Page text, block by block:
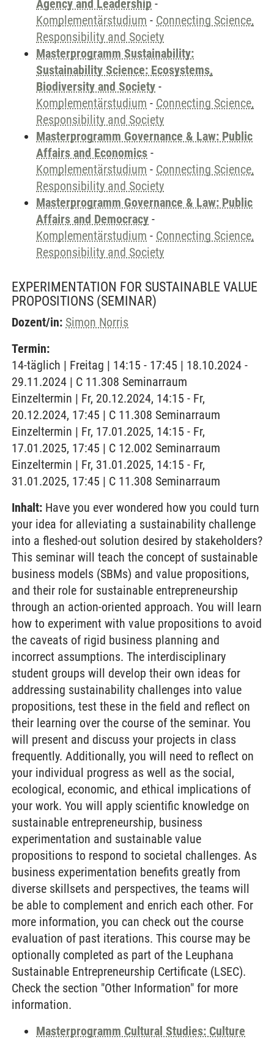
Agency and Leadership -
Komplementärstudium - Connecting Science,
Responsibility and Society
Masterprogramm Sustainability:
Sustainability Science: Ecosystems,
Biodiversity and Society -
Komplementärstudium - Connecting Science,
Responsibility and Society
Masterprogramm Governance & Law: Public
Affairs and Economics -
Komplementärstudium - Connecting Science,
Responsibility and Society
Masterprogramm Governance & Law: Public
Affairs and Democracy -
Komplementärstudium - Connecting Science,
Responsibility and Society
EXPERIMENTATION FOR SUSTAINABLE VALUE
PROPOSITIONS (SEMINAR)
Dozent/in: Simon Norris
Termin:
14-täglich | Freitag | 14:15 - 17:45 | 18.10.2024 -
29.11.2024 | C 11.308 Seminarraum
Einzeltermin | Fr, 20.12.2024, 14:15 - Fr,
20.12.2024, 17:45 | C 11.308 Seminarraum
Einzeltermin | Fr, 17.01.2025, 14:15 - Fr,
17.01.2025, 17:45 | C 12.002 Seminarraum
Einzeltermin | Fr, 31.01.2025, 14:15 - Fr,
31.01.2025, 17:45 | C 11.308 Seminarraum
Inhalt: Have you ever wondered how you could turn
your idea for alleviating a sustainability challenge
into a fleshed-out solution desired by stakeholders?
This seminar will teach the concept of sustainable
business models (SBMs) and value propositions,
and their role for sustainable entrepreneurship
through an action-oriented approach. You will learn
how to experiment with value propositions to avoid
the caveats of rigid business planning and
incorrect assumptions. The interdisciplinary
student groups will develop their own ideas for
addressing sustainability challenges into value
propositions, test these in the field and reflect on
their learning over the course of the seminar. You
will present and discuss your projects in class
frequently. Additionally, you will need to reflect on
your individual progress as well as the social,
ecological, economic, and ethical implications of
your work. You will apply scientific knowledge on
sustainable entrepreneurship, business
experimentation and sustainable value
propositions to respond to societal challenges. As
business experimentation benefits greatly from
diverse skillsets and perspectives, the teams will
be able to complement and enrich each other. For
more information, you can check out the course
evaluation of past iterations. This course may be
optionally completed as part of the Leuphana
Sustainable Entrepreneurship Certificate (LSEC).
Check the section "Other Information" for more
information.
Masterprogramm Cultural Studies: Culture